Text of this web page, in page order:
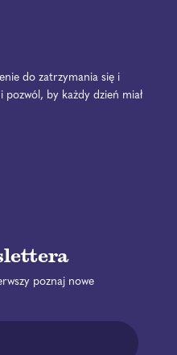
do zatrzymania się i
by każdy dzień miał
poznaj nowe